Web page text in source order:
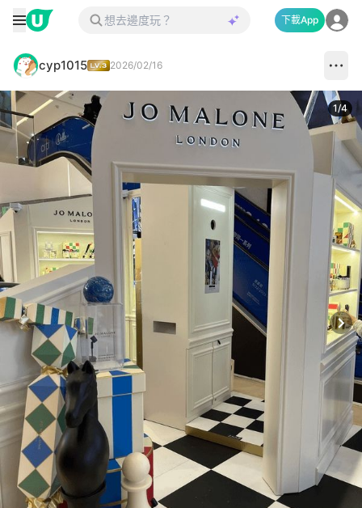
下載App
cyp1015 2026/02/16
1/4